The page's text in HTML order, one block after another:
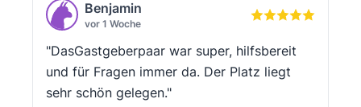
Benjamin
vor 1 Woche
"DasGastgeberpaar war super, hilfsbereit
und für Fragen immer da. Der Platz liegt
sehr schön gelegen."